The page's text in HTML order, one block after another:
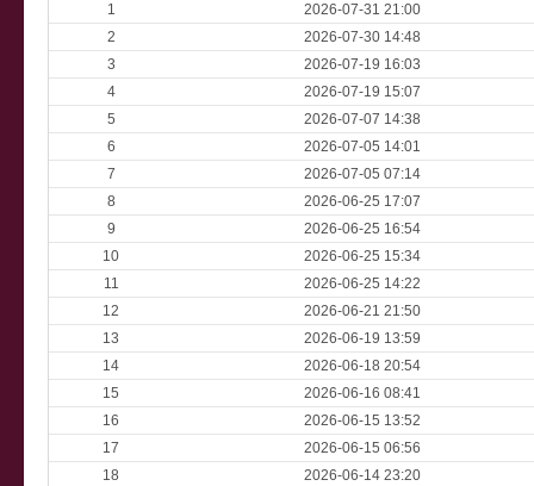
1
2026-07-31 21:00
2
2026-07-30 14:48
3
2026-07-19 16:03
4
2026-07-19 15:07
5
2026-07-07 14:38
6
2026-07-05 14:01
7
2026-07-05 07:14
8
2026-06-25 17:07
9
2026-06-25 16:54
10
2026-06-25 15:34
11
2026-06-25 14:22
12
2026-06-21 21:50
13
2026-06-19 13:59
14
2026-06-18 20:54
15
2026-06-16 08:41
16
2026-06-15 13:52
17
2026-06-15 06:56
18
2026-06-14 23:20